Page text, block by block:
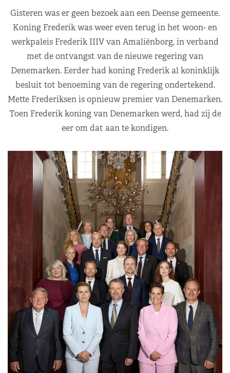
Gisteren was er geen bezoek aan een Deense gemeente.
Koning Frederik was weer even terug in het woon- en
werkpaleis Frederik IIIV van Amaliënborg, in verband
met de ontvangst van de nieuwe regering van
Denemarken. Eerder had koning Frederik al koninklijk
besluit tot benoeming van de regering ondertekend.
Mette Frederiksen is opnieuw premier van Denemarken.
Toen Frederik koning van Denemarken werd, had zij de
eer om dat aan te kondigen.